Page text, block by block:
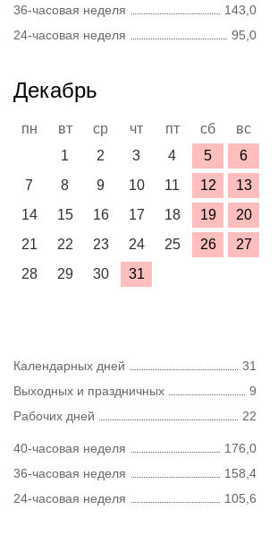
36-часовая неделя
143,0
24-часовая неделя
95,0
Декабрь
пн вт ср чт пт сб
вс
1
2 3 4 5
6
7
8 9 10 11 12
13
14
15 16 17 18 19
20
21
22 23 24 25 26
27
28
29 30 31
Календарных дней
31
Выходных и праздничных
9
Рабочих дней
22
40-часовая неделя
176,0
36-часовая неделя
158,4
24-часовая неделя
105,6